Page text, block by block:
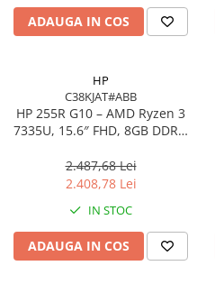
ADAUGA IN COS
HP
C38KJAT#ABB
HP 255R G10 – AMD Ryzen 3
7335U, 15.6″ FHD, 8GB DDR4,
Business Laptop
2.487,68 Lei
2.408,78 Lei
IN STOC
ADAUGA IN COS